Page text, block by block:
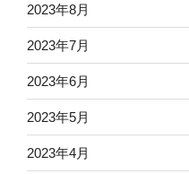
2023年8月
2023年7月
2023年6月
2023年5月
2023年4月